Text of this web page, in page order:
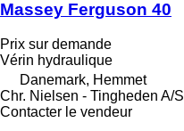
Massey Ferguson 40
Prix sur demande
Vérin hydraulique
Danemark, Hemmet
Chr. Nielsen - Tingheden A/S
Contacter le vendeur